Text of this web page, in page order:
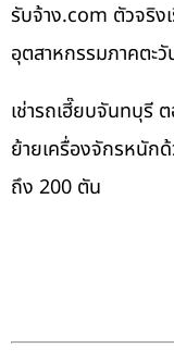
รับจ้าง.com ตัวจริง
อุตสาหกรรมภาคตะ
เช่ารถเฮี๊ยบจันทบุรี
ย้ายเครื่องจักรหนัก
ถึง 200 ตัน